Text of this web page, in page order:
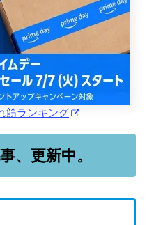
筋ランキング
、更新中。